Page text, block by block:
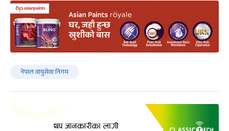
नेपाल वायुसेवा निगम